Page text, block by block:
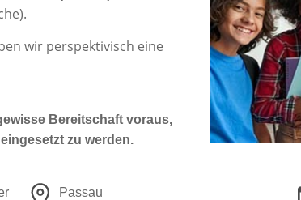
wir perspektivisch eine
Bereitschaft voraus,
zu werden.
Passau